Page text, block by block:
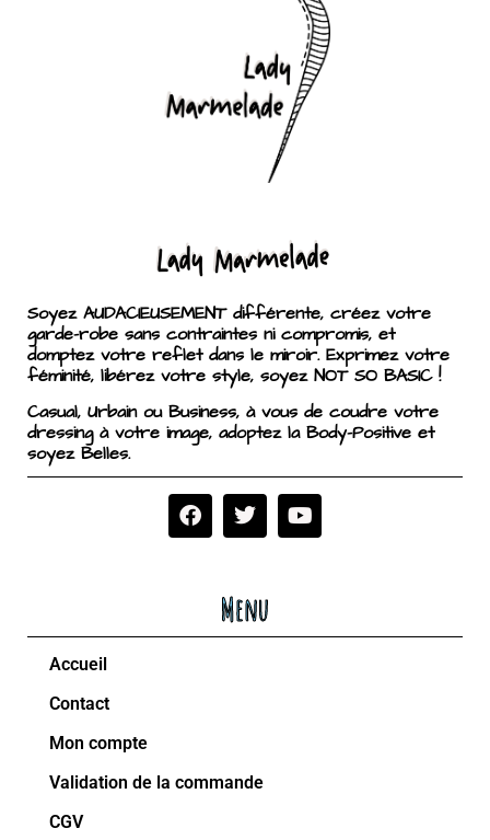
Soyez AUDACIEUSEMENT différente, créez votre
garde-robe sans contraintes ni compromis, et
domptez votre reflet dans le miroir. Exprimez votre
féminité, libérez votre style, soyez NOT SO BASIC !
Casual, Urbain ou Business, à vous de coudre votre
dressing à votre image, adoptez la Body-Positive et
soyez Belles.
Menu
Accueil
Contact
Mon compte
Validation de la commande
CGV